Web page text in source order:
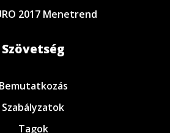
2017 Menetrend
Szövetség
Bemutatkozás
Szabályzatok
Tagok